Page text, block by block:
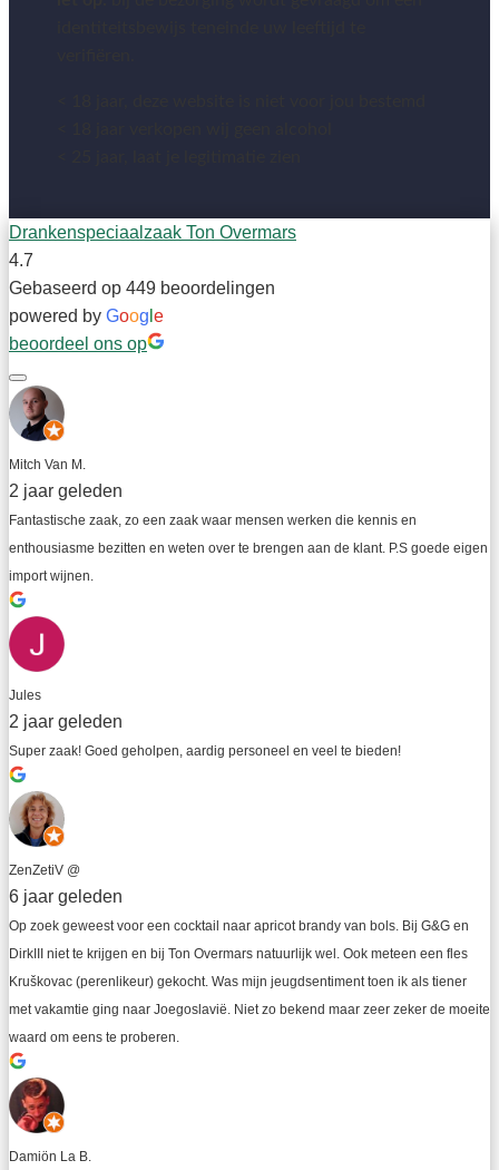
Drankenspeciaalzaak Ton Overmars
4.7
Gebaseerd op 449 beoordelingen
powered by Goog e
beoordeel ons op
Mitch Van M.
2 jaar geleden
Fantastische zaak, zo een zaak waar mensen werken die kennis en
enthousiasme bezitten en weten over te brengen aan de klant. P.S goede eigen
import wijnen.
Jules
2 jaar geleden
Super zaak! Goed geholpen, aardig personeel en veel te bieden!
ZenZetiV @
6 jaar geleden
Op zoek geweest voor een cocktail naar apricot brandy van bols. Bij G&G en
DirkIII niet te krijgen en bij Ton Overmars natuurlijk wel. Ook meteen een fles
Kruškovac (perenlikeur) gekocht. Was mijn jeugdsentiment toen ik als tiener
met vakamtie ging naar Joegoslavië. Niet zo bekend maar zeer zeker de moeite
waard om eens te proberen.
Damiön La B.